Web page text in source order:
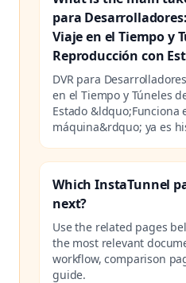
para
Viaje en el Tiempo y
Reproducción con
DVR para
en el Tiempo y Túneles
Estado &ldquo;Funciona
máquina&rdquo; ya es
Which InstaTunnel
next?
Use the related pages
the most relevant
workflow, comparison
guide.